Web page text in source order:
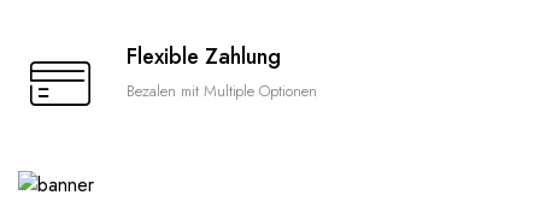
Flexible Zahlung
Bezalen mit Multiple Optionen